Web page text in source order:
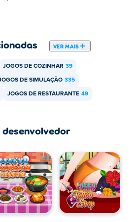
Cupcake de graça?
Cupcake gratuitamente no Poki.
Cupcake em dispositivos
móveis como telefones e
VER MAIS
JOGOS DE COZINHAR 39
DE SIMULAÇÃO 335
JOGOS DE RESTAURANTE 49